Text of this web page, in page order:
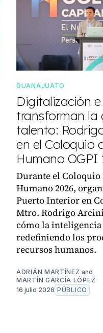
GUANAJUATO
Digitalización
transforman la
talento:
en el Coloquio
Humano OGPI
Durante el Coloquio
Humano 2026,
Puerto Interior en
Mtro. Rodrigo
cómo la
redefiniendo los
recursos humanos.
ADRIÁN MARTÍNEZ and
MARTÍN GARCÍA LÓPEZ
16 julio 2026 PÚBLICO